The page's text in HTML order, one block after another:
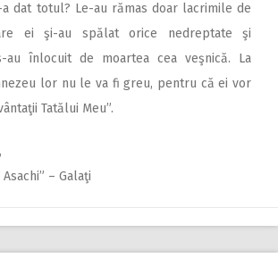
dat totul? Le-au rămas doar lacrimile de
ei şi-au spălat orice nedreptate şi
au înlocuit de moartea cea veşnică. La
lor nu le va fi greu, pentru că ei vor
Tatălui Meu”.
– Galaţi